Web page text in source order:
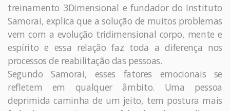
treinamento 3Dimensional e fundador do Instituto
Samorai, explica que a solução de muitos problemas
vem com a evolução tridimensional corpo, mente e
espírito e essa relação faz toda a diferença nos
processos de reabilitação das pessoas.
Segundo Samorai, esses fatores emocionais se
refletem em qualquer âmbito. Uma pessoa
deprimida caminha de um jeito, tem postura mais